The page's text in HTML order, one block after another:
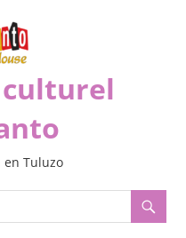
culturel
en Tuluzo